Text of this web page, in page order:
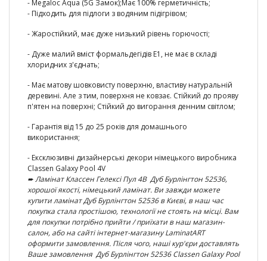
- Megaloc Aqua (5G Замок);Має 100% герметичність;
- Підходить для підлоги з водяним підігрівом;
-Жаростійкий, має дуже низький рівень горючості;
- Дуже малий вміст формальдегідів E1 , не має в складі
хлоридних з'єднать;
- Має матову шовковисту поверхню, властиву натуральній
деревині. Але з тим, поверхня не ковзає. Стійкий до прояву
п'ятен на поверхні; Стійкий до вигорання денним світлом;
- Гарантія від 15 до 25 років для домашнього
використання;
- Ексклюзивні дизайнерські декори німецького виробника
Classen Galaxy Pool 4V
➨ ЛамінатКлассен Гелексі Пул 4В Дуб Бурлінгтон 52536,
хорошої якості, німецький ламінат. Ви завжди можете
купити ламінатДуб Бурлінгтон 52536 в Києві, в наш час
покупка стала простішою, технології не стоять на місці. Вам
для покупки потрібно прийти / приїхати в наш магазин-
салон, або на сайті інтернет-магазину LaminatART
оформити замовлення. Після чого, наші кур'єри доставлять
Ваше замовлення Дуб Бурлінгтон 52536 Classen Galaxy Pool